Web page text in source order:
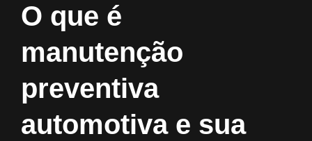
O que é
manutenção
preventiva
automotiva e sua